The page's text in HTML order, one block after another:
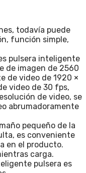
todavía puede
función simple,
pulsera inteligente
de imagen de 2560
de video de 1920 ×
video de 30 fps,
de video, se
abrumadoramente
pequeño de la
es conveniente
en el producto.
carga.
pulsera es